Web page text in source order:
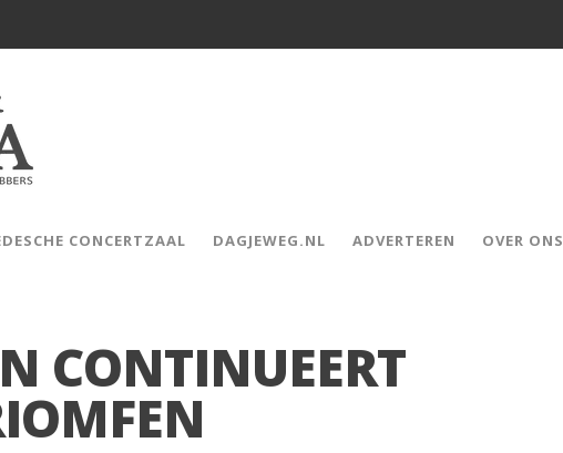
CONCERTZAAL DAGJEWEG.NL ADVERTEREN OVER ONS
CONTINUEERT